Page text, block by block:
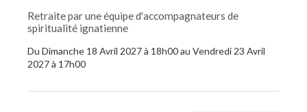
Retraite par une équipe d'accompagnateurs de
spiritualité ignatienne
Du Dimanche 18 Avril 2027 à 18h00 au Vendredi 23 Avril
2027 à 17h00